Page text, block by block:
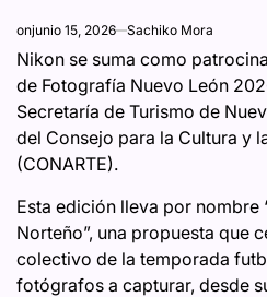
onjunio 15, 2026 Sachiko Mora
Nikon se suma como
de Fotografía Nuevo León
Secretaría de Turismo de
del Consejo para la Cultura y
(CONARTE).
Esta edición lleva por nombre
Norteño”, una propuesta que
colectivo de la temporada
fotógrafos a capturar, desde